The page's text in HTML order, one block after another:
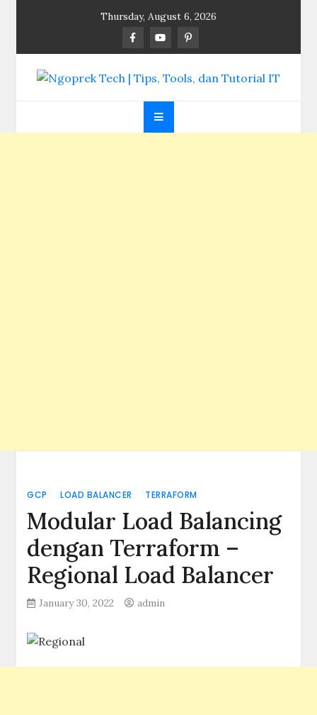
Thursday, August 6, 2026
Ngoprek Tech | Tips,
Tools, dan Tutorial
GCP LOAD BALANCER TERRAFORM
Modular Load Balancing
dengan Terraform –
Regional Load Balancer
January 30, 2022 admin